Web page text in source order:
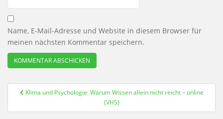
Name, E-Mail-Adresse und Website in diesem Browser für
meinen nächsten Kommentar speichern.
Beitragsnavigation
Klima und Psychologie: Warum Wissen allein nicht reicht – online
(VHS)